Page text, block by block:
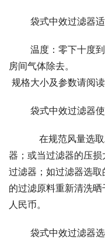
袋式中效过滤器适
房间气体除去。
规格大小及参数请阅读
袋式中效过滤器使
器；或当过滤器的压
过滤器；如过滤器选
的过滤原料重新清洗
人民币。
袋式中效过滤器